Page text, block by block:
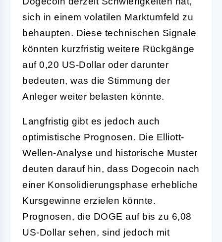
sich in einem volatilen Marktumfeld zu
behaupten. Diese technischen Signale
könnten kurzfristig weitere Rückgänge
auf 0,20 US-Dollar oder darunter
bedeuten, was die Stimmung der
Anleger weiter belasten könnte.
Langfristig gibt es jedoch auch
optimistische Prognosen. Die Elliott-
Wellen-Analyse und historische Muster
deuten darauf hin, dass Dogecoin nach
einer Konsolidierungsphase erhebliche
Kursgewinne erzielen könnte.
Prognosen, die DOGE auf bis zu 6,08
US-Dollar sehen, sind jedoch mit